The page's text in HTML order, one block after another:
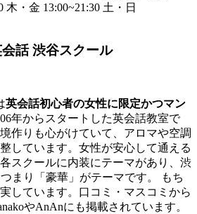
木・金 13:00~21:30 土・日
会話 渋谷スクール
英会話初心者の女性に限定かつマン
年からスタートした英会話教室で
作りも心がけていて、アロマや空調
しています。女性が安心して通える
スクールに内装にテーマがあり、渋
まり「豪華」がテーマです。 もち
しています。口コミ・マスコミから
やAnAnにも掲載されています。